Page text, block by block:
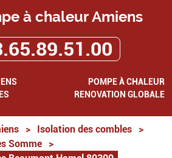
à chaleur Amiens
POMPE À CHALEUR
RENOVATION GLOBALE
> Isolation des combles
>
Somme
>